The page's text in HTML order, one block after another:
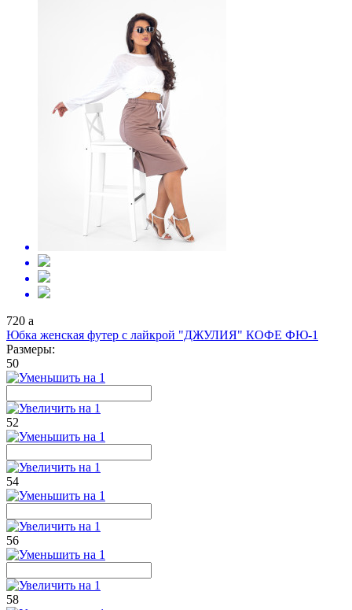
720 a
Юбка женская футер с лайкрой "ДЖУЛИЯ" КОФЕ ФЮ-1
Размеры:
50
52
54
56
58